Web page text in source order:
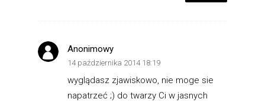
Anonimowy
14 października 2014 18:19
wyglądasz zjawiskowo, nie moge sie
napatrzeć ;) do twarzy Ci w jasnych